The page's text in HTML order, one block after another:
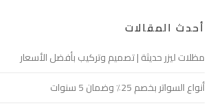
أحدث المقالات
مظلات ليزر حديثة | تصميم وتركيب بأفضل الأسعار
أنواع السواتر بخصم 25٪ وضمان 5 سنوات